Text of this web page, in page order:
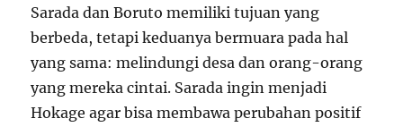
Sarada dan Boruto memiliki tujuan yang
berbeda, tetapi keduanya bermuara pada hal
yang sama: melindungi desa dan orang-orang
yang mereka cintai. Sarada ingin menjadi
Hokage agar bisa membawa perubahan positif